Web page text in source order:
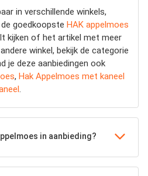
in verschillende winkels,
goedkoopste HAK appelmoes
kijken of het artikel met meer
winkel, bekijk de categorie
je deze aanbiedingen ook
, Hak Appelmoes met kaneel
.
in aanbieding?